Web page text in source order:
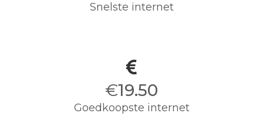
Snelste internet
€19.50
Goedkoopste internet